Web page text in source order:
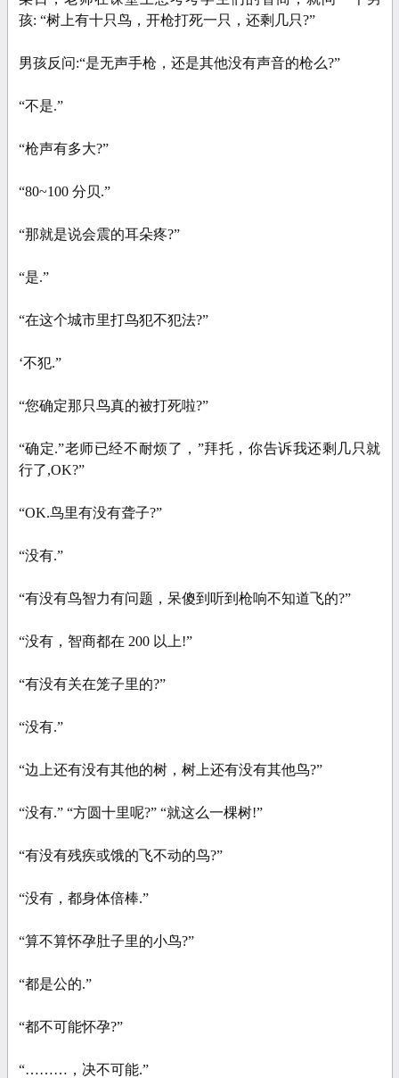
孩: “树上有十只鸟，开枪打死一只，还剩几只?”
男孩反问:“是无声手枪，还是其他没有声音的枪么?”
“不是.”
“枪声有多大?”
“80~100 分贝.”
“那就是说会震的耳朵疼?”
“是.”
“在这个城市里打鸟犯不犯法?”
‘不犯.”
“您确定那只鸟真的被打死啦?”
“确定.”老师已经不耐烦了，”拜托，你告诉我还剩几只就
行了,OK?”
“OK.鸟里有没有聋子?”
“没有.”
“有没有鸟智力有问题，呆傻到听到枪响不知道飞的?”
“没有，智商都在 200 以上!”
“有没有关在笼子里的?”
“没有.”
“边上还有没有其他的树，树上还有没有其他鸟?”
“没有.” “方圆十里呢?” “就这么一棵树!”
“有没有残疾或饿的飞不动的鸟?”
“没有，都身体倍棒.”
“算不算怀孕肚子里的小鸟?”
“都是公的.”
“都不可能怀孕?”
“………，决不可能.”